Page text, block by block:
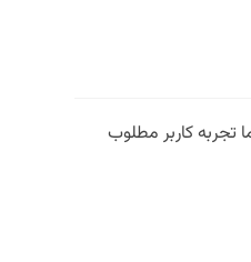
تجربه کاربر مطلوب